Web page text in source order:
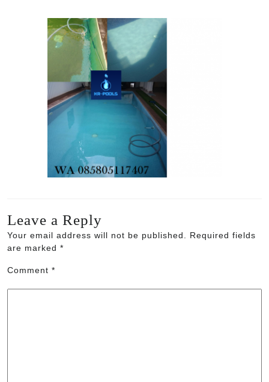
Leave a Reply
Your email address will not be published.
Required fields
are marked *
Comment *